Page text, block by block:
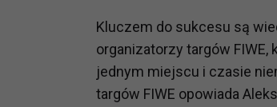
Kluczem do sukcesu są
organizatorzy targów
jednym miejscu i czasie
targów FIWE opowiada